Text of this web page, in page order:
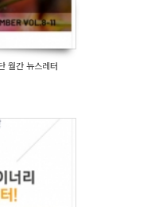
월간 뉴스레터